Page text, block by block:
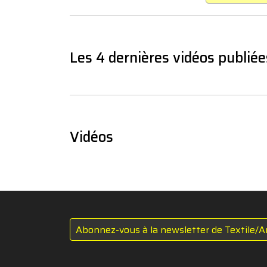
Les 4 dernières vidéos
Vidéos
Abonnez-vous à la newsletter de Textile/